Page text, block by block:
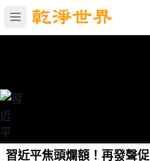
習近平焦頭爛額！再發聲